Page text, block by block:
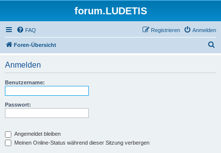
forum.LUDETIS
FAQ Anmelden
Registrieren
Foren-Übersicht
Anmelden
Benutzername:
Passwort:
Angemeldet bleiben
Meinen Online-Status während dieser Sitzung verbergen